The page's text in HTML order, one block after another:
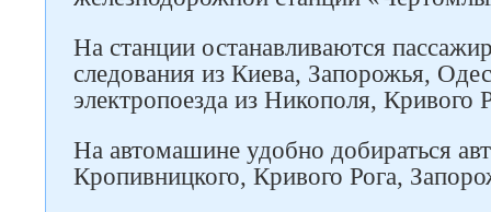
На станции останавливаются
следования из Киева, Запорожья,
электропоезда из Никополя, Кривого
На автомашине удобно добираться
Кропивницкого, Кривого Рога,